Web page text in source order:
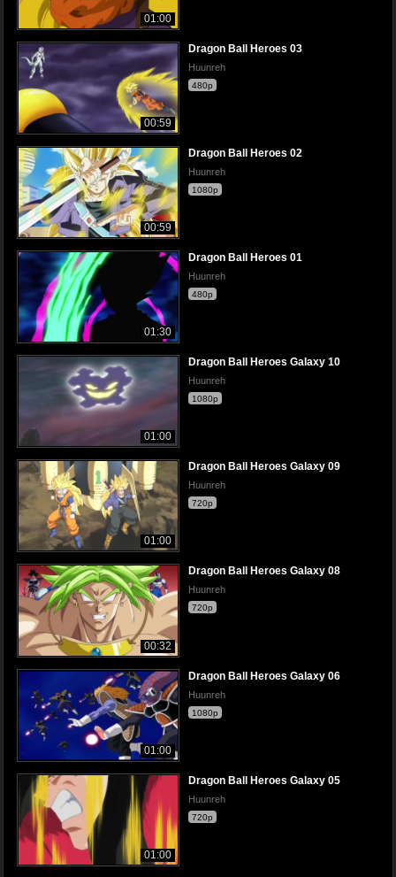
01:00
00:59
Dragon Ball Heroes 03
Huunreh
480p
00:59
Dragon Ball Heroes 02
Huunreh
1080p
01:30
Dragon Ball Heroes 01
Huunreh
480p
01:00
Dragon Ball Heroes Galaxy 10
Huunreh
1080p
01:00
Dragon Ball Heroes Galaxy 09
Huunreh
720p
00:32
Dragon Ball Heroes Galaxy 08
Huunreh
720p
01:00
Dragon Ball Heroes Galaxy 06
Huunreh
1080p
01:00
Dragon Ball Heroes Galaxy 05
Huunreh
720p